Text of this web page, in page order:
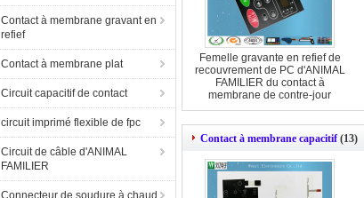
Contact à membrane gravant en
refief
Contact à membrane plat
Circuit capacitif de contact
circuit imprimé flexible de fpc
Circuit de câble d'ANIMAL
FAMILIER
Connecteur de soudure à chaud
Femelle gravante en refief de
recouvrement de PC d'ANIMAL
FAMILIER du contact à
membrane de contre-jour
0.18Mm
Contact à membrane capacitif (13)